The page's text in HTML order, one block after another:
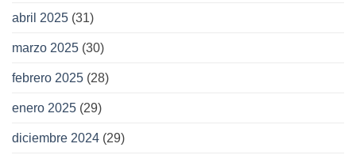
abril 2025 (31)
marzo 2025 (30)
febrero 2025 (28)
enero 2025 (29)
diciembre 2024 (29)